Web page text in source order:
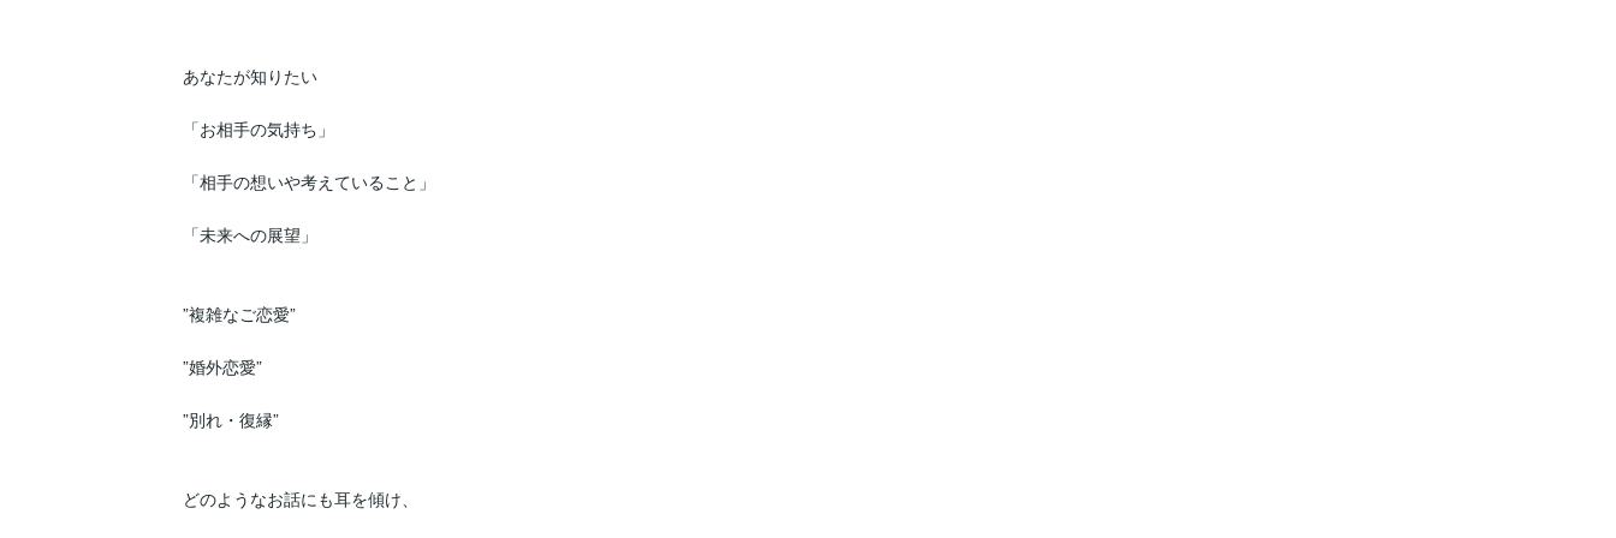
あなたが知りたい
「お相手の気持ち」
「相手の想いや考えていること」
「未来への展望」
”複雑なご恋愛”
”婚外恋愛”
”別れ・復縁”
どのようなお話にも耳を傾け、